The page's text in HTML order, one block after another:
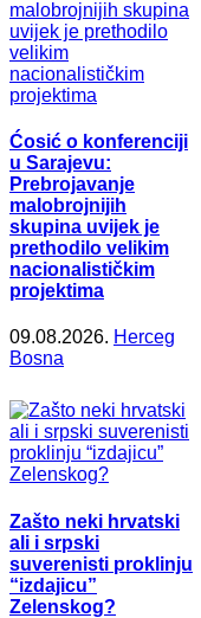
Ćosić o konferenciji
u Sarajevu:
Prebrojavanje
malobrojnijih
skupina uvijek je
prethodilo velikim
nacionalističkim
projektima
09.08.2026. Herceg
Bosna
Zašto neki hrvatski
ali i srpski
suverenisti proklinju
“izdajicu”
Zelenskog?